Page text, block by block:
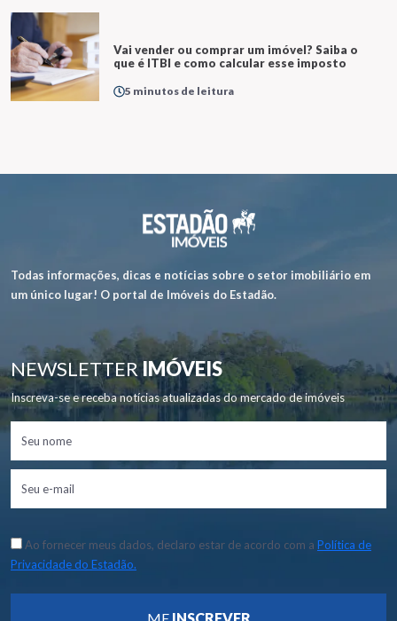
Vai vender ou comprar um imóvel? Saiba o
que é ITBI e como calcular esse imposto
5 minutos de leitura
Todas informações, dicas e notícias sobre o setor imobiliário em
um único lugar! O portal de Imóveis do Estadão.
NEWSLETTERIMÓVEIS
Inscreva-se e receba notícias atualizadas do mercado de imóveis
Ao fornecer meus dados, declaro estar de acordo com a Política de
Privacidade do Estadão.
ME INSCREVER